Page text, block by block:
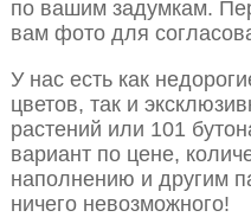
по вашим задумкам.
вам фото для
У нас есть как
цветов, так и
растений или 101
вариант по цене,
наполнению и другим
ничего невозможного!